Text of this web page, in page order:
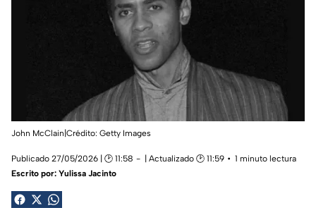
John McClain|Crédito: Getty Images
Publicado 27/05/2026 | 🕑 11:58 | Actualizado 🕑 11:59
1 minuto lectura
Escrito por: Yulissa Jacinto